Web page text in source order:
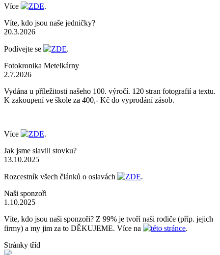
Více ZDE.
Víte, kdo jsou naše jedničky?
20.3.2026
Podívejte se ZDE.
Fotokronika Metelkárny
2.7.2026
Vydána u příležitosti našeho 100. výročí. 120 stran fotografií a textu.
K zakoupení ve škole za 400,- Kč do vyprodání zásob.
Více ZDE.
Jak jsme slavili stovku?
13.10.2025
Rozcestník všech článků o oslavách ZDE.
Naši sponzoři
1.10.2025
Víte, kdo jsou naši sponzoři? Z 99% je tvoří naši rodiče (příp. jejich
firmy) a my jim za to DĚKUJEME. Více na
této stránce.
Stránky tříd